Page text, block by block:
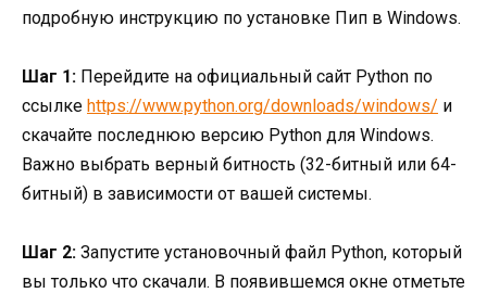
подробную инструкцию по установке Пип в Windows.
Шаг 1: Перейдите на официальный сайт Python по
ссылке https://www.python.org/downloads/windows/ и
скачайте последнюю версию Python для Windows.
Важно выбрать верный битность (32-битный или 64-
битный) в зависимости от вашей системы.
Шаг 2: Запустите установочный файл Python, который
вы только что скачали. В появившемся окне отметьте